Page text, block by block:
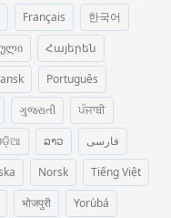
Français
한국어
Հայերեն
Português
ગુજરાતી
ਪੰਜਾਬੀ
ລາວ
فارسی
Norsk
Tiếng Việt
भोजपुरी Yorùbá